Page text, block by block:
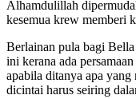
Alhamdulillah
kesemua krew memberi
Berlainan pula bagi
ini kerana ada
apabila ditanya apa
dicintai harus seiring